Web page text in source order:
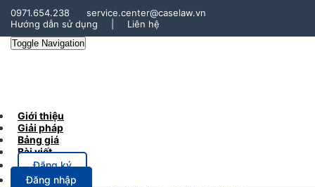
0971.654.238
service.center@caselaw.vn
Hướng dẫn sử dụng
Liên hệ
Toggle Navigation
Giới thiệu
Giải pháp
Bảng giá
Bài viết
Đăng ký
Đăng nhập